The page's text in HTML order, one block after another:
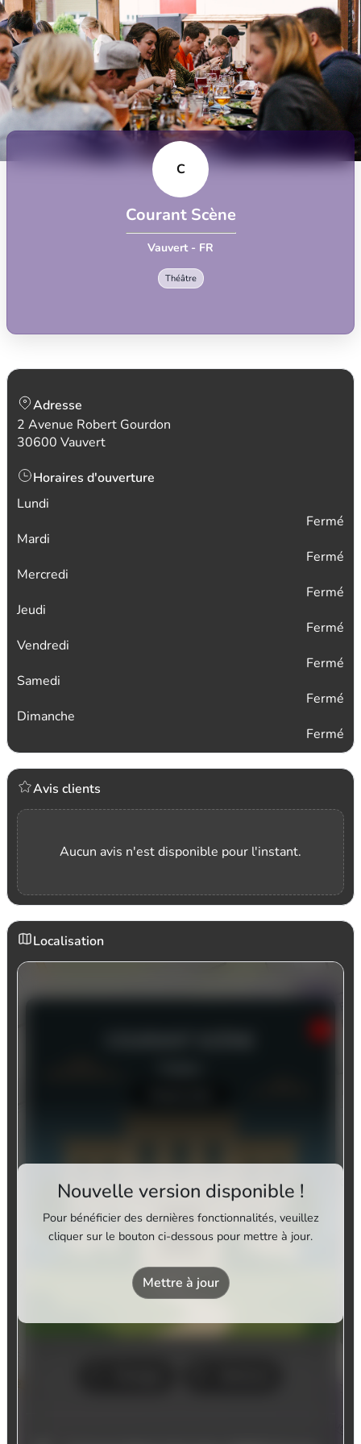
C
Courant Scène
Vauvert - FR
Théâtre
Adresse
2 Avenue Robert Gourdon
30600 Vauvert
Horaires d'ouverture
Lundi
Fermé
Mardi
Fermé
Mercredi
Fermé
Jeudi
Fermé
Vendredi
Fermé
Samedi
Fermé
Dimanche
Fermé
Avis clients
Aucun avis n'est disponible pour l'instant.
Localisation